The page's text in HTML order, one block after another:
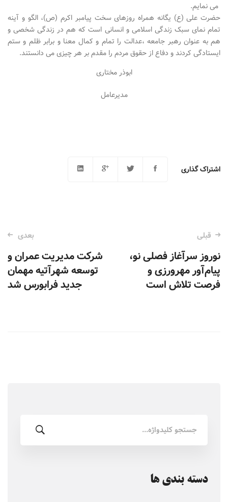
می نمایم.
حضرت علی (ع) یگانه همراه روزهای سخت پیامبر اکرم (ص)، الگو و آینه
تمام نمای سبک زندگی اسلامی و انسانی است که هم در زندگی شخصی و
هم به عنوان رهبر جامعه ،عدالت را تمام و کمال معنا و برابر ظلم و ستم
ایستادگی کردند و دفاع از حقوق مردم را مقدم بر هر چیزی می دانستند.
ابوذر مختاری
مدیرعامل
اشتراک گذاری
ناوبری
نوشته‌
قبلی
نوروز سرآغاز فصلی نو،
پیام‌آور مهرورزی و
فرصت تلاش است
بعدی
شرکت مدیریت عمران و
توسعه شهرآتیه مهمان
جدید فرابورس شد
برای:
دسته بندی ها